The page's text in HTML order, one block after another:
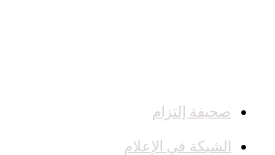
صحيفة إلتزام
الشبكة في الإعلام